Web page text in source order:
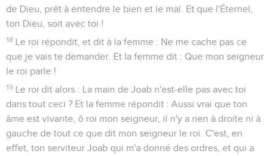
de Dieu, prêt à entendre le bien et le mal. Et que l'Éternel,
ton Dieu, soit avec toi !
18 Le roi répondit, et dit à la femme : Ne me cache pas ce
que je vais te demander. Et la femme dit : Que mon seigneur
le roi parle !
19 Le roi dit alors : La main de Joab n'est-elle pas avec toi
dans tout ceci ? Et la femme répondit : Aussi vrai que ton
âme est vivante, ô roi mon seigneur, il n'y a rien à droite ni à
gauche de tout ce que dit mon seigneur le roi. C'est, en
effet, ton serviteur Joab qui m'a donné des ordres, et qui a